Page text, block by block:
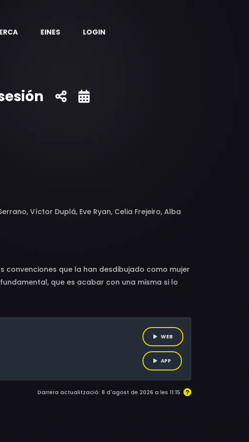
EINES LOGIN
Víctor Duplá, Eve Ryan, Celia Frejeiro, Alba
Carlos Lorenzo, Fanny Gautier, Pedro Beitia,
Zoe Bonafonte, Ismael Abadal, Marta Tomasa
convenciones que la han desdibujado como mujer
que es acabar con una misma si lo
WEB
APP
Darrera actualització: 8 d'agost de 2026 a les 11:15